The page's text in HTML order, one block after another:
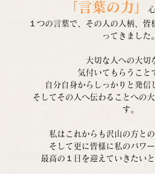
「言葉の力」
１つの言葉で、その人の人柄、皆
ってきました。
大切な人への大切
気付いてもらうこと
自分自身からしっかりと発信
そしてその人へ伝わることへの
す。
私はこれからも沢山の方と
そして更に皆様に私のパワ
最高の１日を迎えていきたい